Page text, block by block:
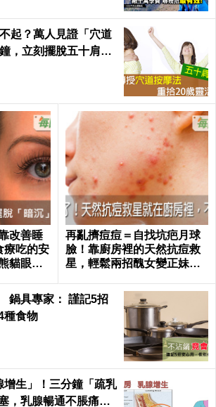
起？萬人見證「穴道
，立刻擺脫五十肩｜
改善睡
療吃的安
貓眼｜
再亂擠痘痘＝自找坑疤月球
臉！靠廚房裡的天然抗痘救
星，輕鬆兩招醜女變正妹｜
鍋具專家： 謹記5招
種食物
增生」！三分鐘「疏乳
，乳腺暢通不脹痛｜